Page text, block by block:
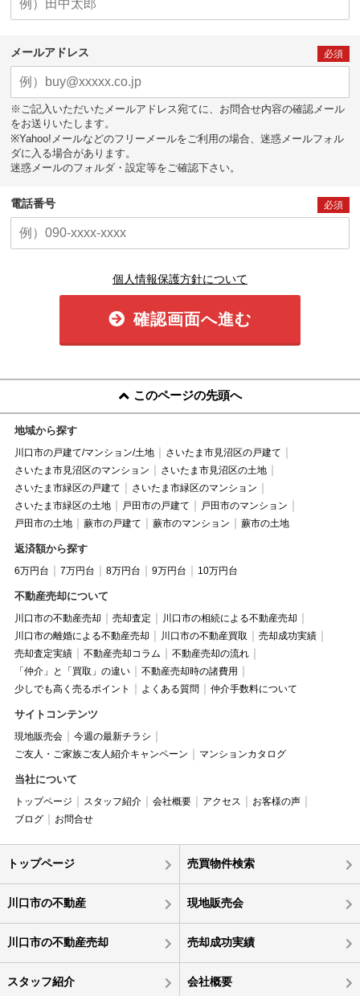
メールアドレス 必須
※ご記入いただいたメールアドレス宛てに、お問合せ内容の確認メール
をお送りいたします。
※Yahoo!メールなどのフリーメールをご利用の場合、迷惑メールフォル
ダに入る場合があります。
迷惑メールのフォルダ・設定等をご確認下さい。
電話番号 必須
個人情報保護方針について
確認画面へ進む
このページの先頭へ
地域から探す
川口市の戸建て/マンション/土地
さいたま市見沼区の戸建て
さいたま市見沼区のマンション
さいたま市見沼区の土地
さいたま市緑区の戸建て
さいたま市緑区のマンション
さいたま市緑区の土地
戸田市の戸建て
戸田市のマンション
戸田市の土地
蕨市の戸建て 蕨市のマンション 蕨市の土地
返済額から探す
6万円台 7万円台 8万円台 9万円台 10万円台
不動産売却について
川口市の不動産売却 売却査定
川口市の相続による不動産売却
川口市の離婚による不動産売却
川口市の不動産買取
売却成功実績
売却査定実績
不動産売却コラム
不動産売却の流れ
「仲介」と「買取」の違い
不動産売却時の諸費用
少しでも高く売るポイント
よくある質問 仲介手数料について
サイトコンテンツ
現地販売会
今週の最新チラシ
ご友人・ご家族ご友人紹介キャンペーン
マンションカタログ
当社について
トップページ スタッフ紹介 会社概要 アクセス
お客様の声
ブログ
お問合せ
トップページ 売買物件検索
川口市の不動産 現地販売会
川口市の不動産売却 売却成功実績
スタッフ紹介 会社概要